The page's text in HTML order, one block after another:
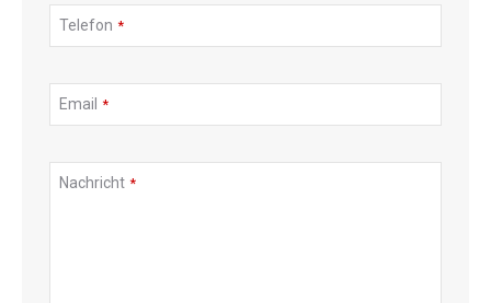
Telefon *
Email *
Nachricht *